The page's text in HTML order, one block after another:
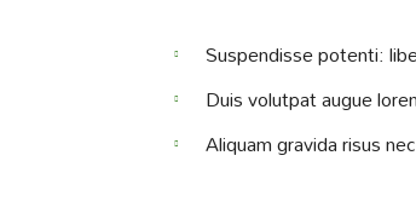
Suspendisse potenti:
Duis volutpat augue
Aliquam gravida risus